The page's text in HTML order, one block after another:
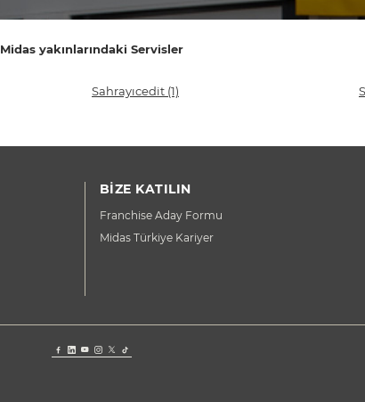
Midas yakınlarındaki Servisler
Sahrayıcedit (1)
BİZE KATILIN
Franchise Aday Formu
Midas Türkiye Kariyer